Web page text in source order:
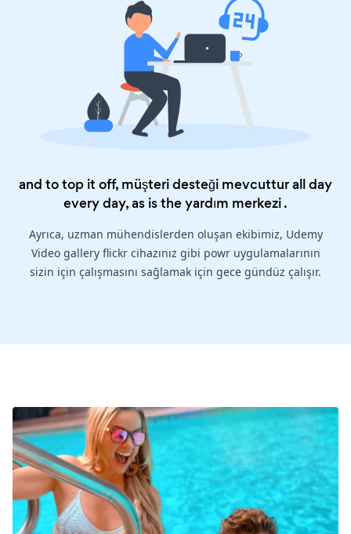
and to top it off, müşteri desteği mevcuttur all day
every day, as is theyardım merkezi.
Ayrıca, uzman mühendislerden oluşan ekibimiz, Udemy
Video gallery flickr cihazınız gibi powr uygulamalarının
sizin için çalışmasını sağlamak için gece gündüz çalışır.